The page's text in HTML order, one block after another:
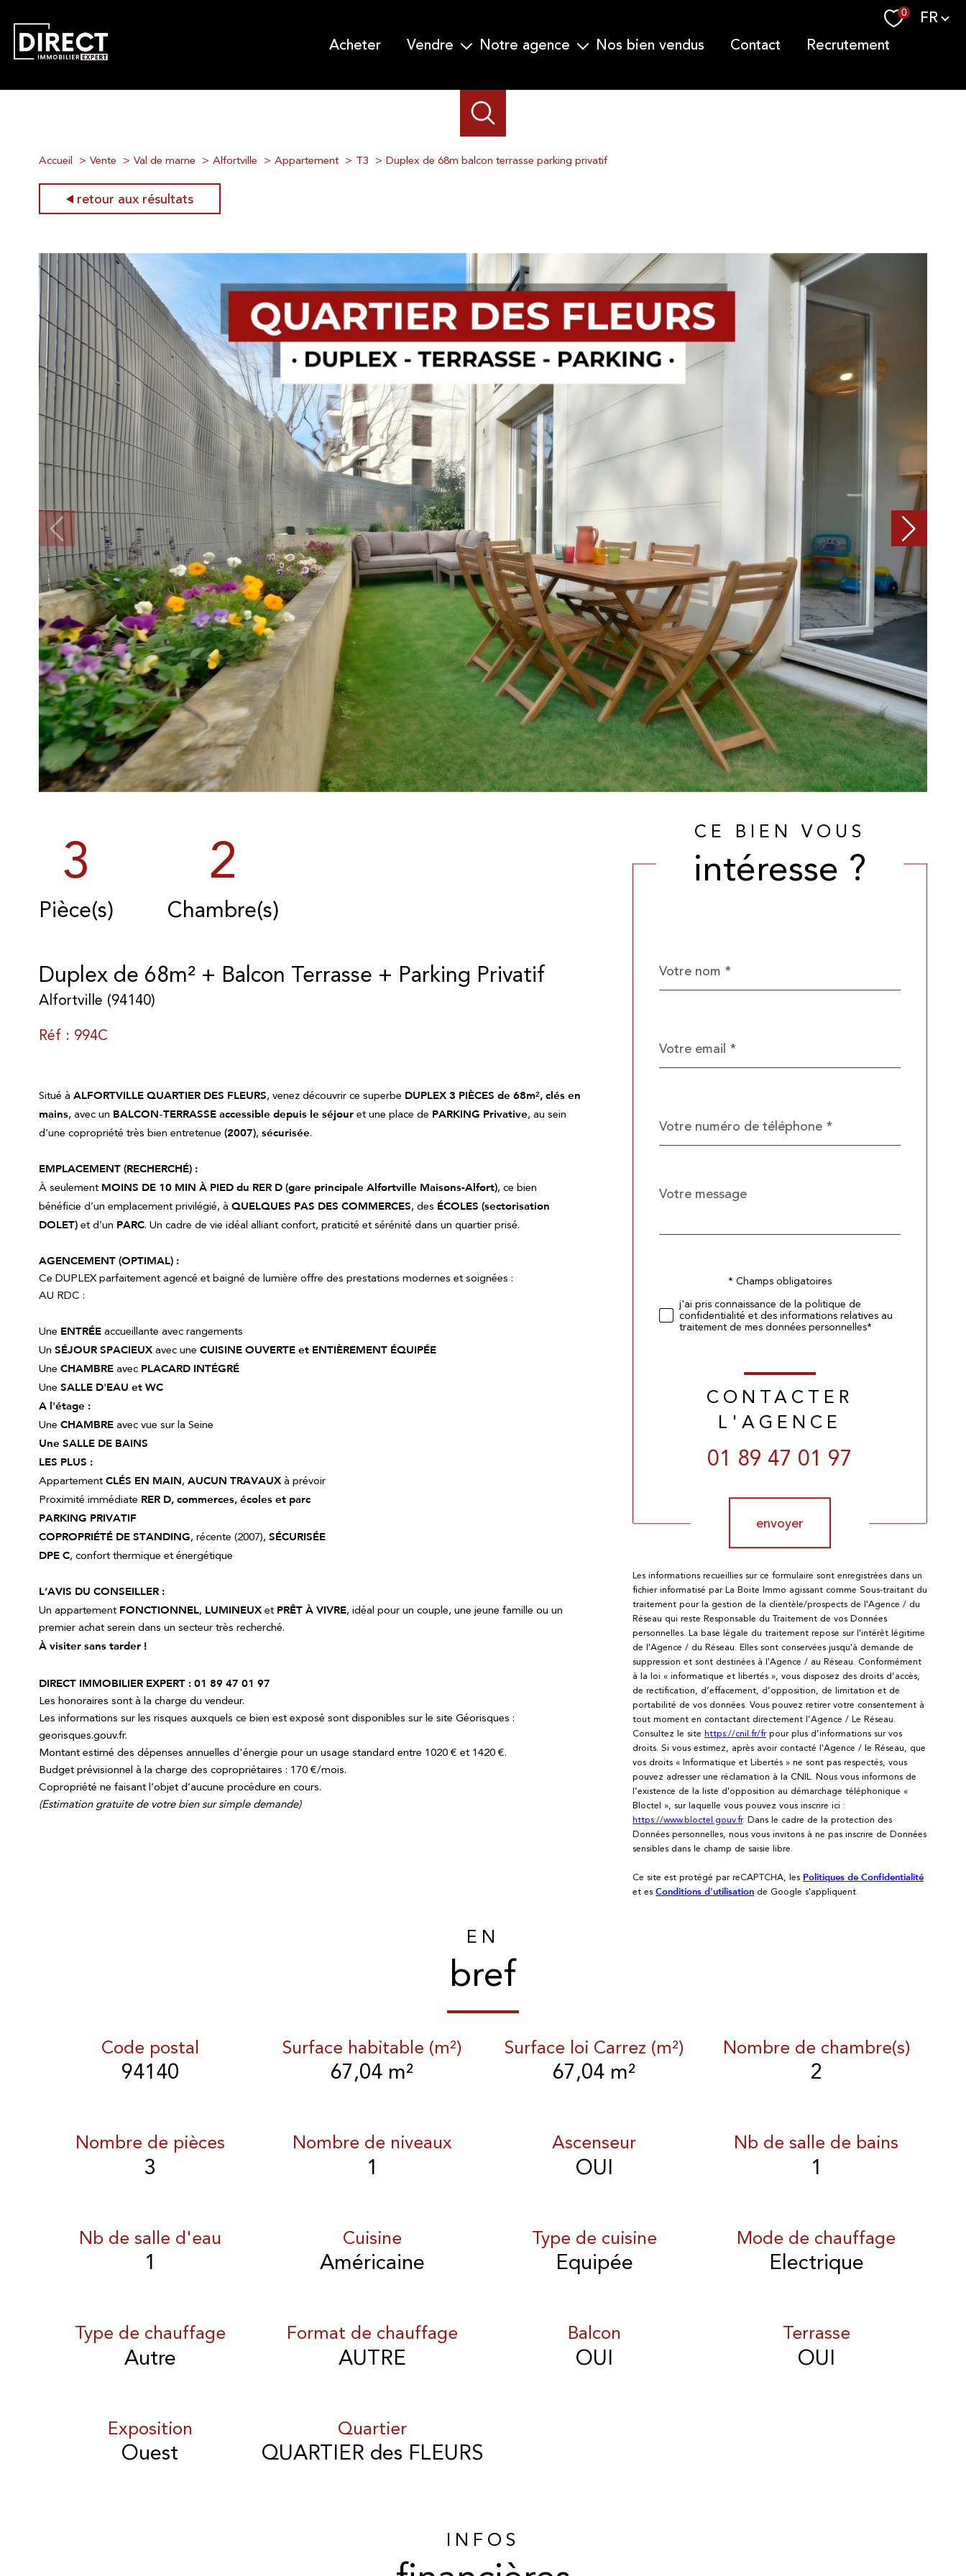
0 Langue
FR
acheter
vendre
Demander une estimation
notre agence
Notre équipe
nos bien vendus contact recrutement
Accueil Vente Val de marne Alfortville Appartement T3 Duplex de 68m balcon terrasse parking privatif
retour aux résultats
3
Pièce(s)
2
Chambre(s)
Duplex de 68m² + Balcon Terrasse + Parking Privatif
Alfortville (94140)
Réf : 994C
Situé à ALFORTVILLE QUARTIER DES FLEURS, venez découvrir ce superbe DUPLEX 3 PIÈCES de 68m², clés en
mains, avec un BALCON-TERRASSE accessible depuis le séjour et une place de PARKING Privative, au sein
d’une copropriété très bien entretenue (2007), sécurisée.
EMPLACEMENT (RECHERCHÉ) :
À seulement MOINS DE 10 MIN À PIED du RER D (gare principale Alfortville Maisons-Alfort), ce bien
bénéficie d’un emplacement privilégié, à QUELQUES PAS DES COMMERCES, des ÉCOLES (sectorisation
DOLET) et d’un PARC. Un cadre de vie idéal alliant confort, praticité et sérénité dans un quartier prisé.
AGENCEMENT (OPTIMAL) :
Ce DUPLEX parfaitement agencé et baigné de lumière offre des prestations modernes et soignées :
AU RDC :
Une ENTRÉE accueillante avec rangements
Un SÉJOUR SPACIEUX avec une CUISINE OUVERTE et ENTIÈREMENT ÉQUIPÉE
Une CHAMBRE avec PLACARD INTÉGRÉ
Une SALLE D'EAU et WC
A l'étage :
Une CHAMBRE avec vue sur la Seine
Une SALLE DE BAINS
LES PLUS :
AppartementCLÉS EN MAIN, AUCUN TRAVAUX à prévoir
Proximité immédiate RER D, commerces, écoles et parc
PARKING PRIVATIF
COPROPRIÉTÉ DE STANDING, récente (2007), SÉCURISÉE
DPE C, confort thermique et énergétique
L’AVIS DU CONSEILLER :
Un appartement FONCTIONNEL, LUMINEUX et PRÊT À VIVRE, idéal pour un couple, une jeune famille ou un
premier achat serein dans un secteur très recherché.
À visiter sans tarder !
DIRECT IMMOBILIER EXPERT : 01 89 47 01 97
Les honoraires sont à la charge du vendeur.
Les informations sur les risques auxquels ce bien est exposé sont disponibles sur le site Géorisques :
georisques.gouv.fr.
Montant estimé des dépenses annuelles d'énergie pour un usage standard entre 1020 € et 1420 €.
Budget prévisionnel à la charge des copropriétaires : 170 €/mois.
Copropriété ne faisant l’objet d’aucune procédure en cours.
(Estimation gratuite de votre bien sur simple demande)
CE BIEN VOUS
intéresse ?
par
*
*
*
Fieldset
défaut
Message
*
Validation* Champs obligatoires
j'ai pris connaissance de la politique de
confidentialité et des informations relatives au
traitement de mes données personnelles*
CONTACTER
L'AGENCE
01 89 47 01 97
envoyer
Les informations recueillies sur ce formulaire sont enregistrées dans un
fichier informatisé par La Boite Immo agissant comme Sous-traitant du
traitement pour la gestion de la clientèle/prospects de l'Agence / du
Réseau qui reste Responsable du Traitement de vos Données
personnelles. La base légale du traitement repose sur l'intérêt légitime
de l'Agence / du Réseau. Elles sont conservées jusqu'à demande de
suppression et sont destinées à l'Agence / au Réseau. Conformément
à la loi « informatique et libertés », vous disposez des droits d’accès,
de rectification, d’effacement, d’opposition, de limitation et de
portabilité de vos données. Vous pouvez retirer votre consentement à
tout moment en contactant directement l’Agence / Le Réseau.
Consultez le site https://cnil.fr/frpour plus d’informations sur vos
droits. Si vous estimez, après avoir contacté l'Agence / le Réseau, que
vos droits « Informatique et Libertés » ne sont pas respectés, vous
pouvez adresser une réclamation à la CNIL. Nous vous informons de
l’existence de la liste d'opposition au démarchage téléphonique «
Bloctel », sur laquelle vous pouvez vous inscrire ici :
https://www.bloctel.gouv.fr. Dans le cadre de la protection des
Données personnelles, nous vous invitons à ne pas inscrire de Données
sensibles dans le champ de saisie libre.
Ce site est protégé par reCAPTCHA, les Politiques de Confidentialité
et es Conditions d'utilisation de Google s'appliquent.
EN
bref
Code postal
94140
Surface habitable (m²)
67,04 m²
Surface loi Carrez (m²)
67,04 m²
Nombre de chambre(s)
2
Nombre de pièces
3
Nombre de niveaux
1
Ascenseur
OUI
Nb de salle de bains
1
Nb de salle d'eau
1
Cuisine
Américaine
Type de cuisine
Equipée
Mode de chauffage
Electrique
Type de chauffage
Autre
Format de chauffage
AUTRE
Balcon
OUI
Terrasse
OUI
Exposition
Ouest
Quartier
QUARTIER des FLEURS
INFOS